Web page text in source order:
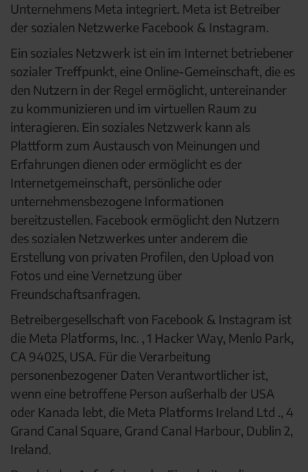
Unternehmens Meta integriert. Meta ist Betreiber
der sozialen Netzwerke Facebook & Instagram.
Ein soziales Netzwerk ist ein im Internet betriebener
sozialer Treffpunkt, eine Online-Gemeinschaft, die es
den Nutzern in der Regel ermöglicht, untereinander
zu kommunizieren und im virtuellen Raum zu
interagieren. Ein soziales Netzwerk kann als
Plattform zum Austausch von Meinungen und
Erfahrungen dienen oder ermöglicht es der
Internetgemeinschaft, persönliche oder
unternehmensbezogene Informationen
bereitzustellen. Facebook ermöglicht den Nutzern
des sozialen Netzwerkes unter anderem die
Erstellung von privaten Profilen, den Upload von
Fotos und eine Vernetzung über
Freundschaftsanfragen.
Betreibergesellschaft von Facebook & Instagram ist
die Meta Platforms, Inc. , 1 Hacker Way, Menlo Park,
CA 94025, USA. Für die Verarbeitung
personenbezogener Daten Verantwortlicher ist,
wenn eine betroffene Person außerhalb der USA
oder Kanada lebt, die Meta Platforms Ireland Ltd ., 4
Grand Canal Square, Grand Canal Harbour, Dublin 2,
Ireland.